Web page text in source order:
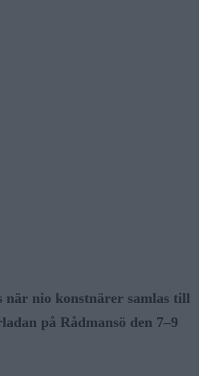
när nio konstnärer samlas till
på Rådmansö den 7–9